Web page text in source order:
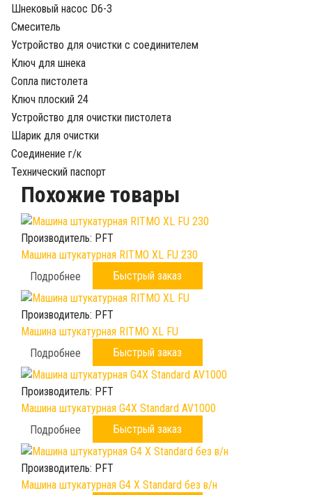
Шнековый насос D6-3
Смеситель
Устройство для очистки с соединителем
Ключ для шнека
Сопла пистолета
Ключ плоский 24
Устройство для очистки пистолета
Шарик для очистки
Соединение г/к
Технический паспорт
Похожие товары
Производитель: PFT
Машина штукатурная RITMO XL FU 230
Подробнее
Быстрый заказ
Производитель: PFT
Машина штукатурная RITMO XL FU
Подробнее
Быстрый заказ
Производитель: PFT
Машина штукатурная G4X Standard AV1000
Подробнее
Быстрый заказ
Производитель: PFT
Машина штукатурная G4 X Standard без в/н